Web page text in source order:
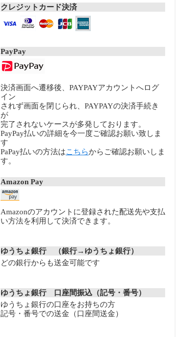
クレジットカード決済
PayPay
決済画面へ遷移後、PAYPAYアカウントへログ
イン
されず画面を閉じられ、PAYPAYの決済手続き
が
完了されないケースが多発しております。
PayPay払いの詳細を今一度ご確認お願い致しま
す
PaPay払いの方法はこちらからご確認お願いしま
す。
Amazon Pay
Amazonのアカウントに登録された配送先や支払
い方法を利用して決済できます。
ゆうちょ銀行 （銀行→ゆうちょ銀行）
どの銀行からも送金可能です
ゆうちょ銀行 口座間振込（記号・番号）
ゆうちょ銀行の口座をお持ちの方
記号・番号での送金（口座間送金）